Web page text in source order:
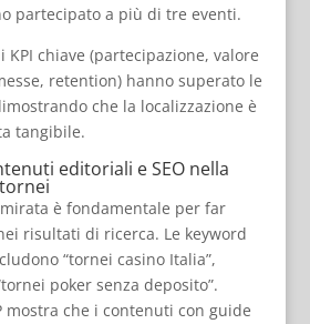
partecipato a più di tre eventi.
chiave (partecipazione, valore
retention) hanno superato le
che la localizzazione è
tangibile.
editoriali e SEO nella
è fondamentale per far
risultati di ricerca. Le keyword
“tornei casino Italia”,
poker senza deposito”.
mostra che i contenuti con guide